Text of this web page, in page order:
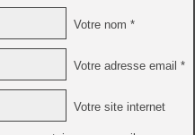
Votre nom *
Votre adresse email *
Votre site internet